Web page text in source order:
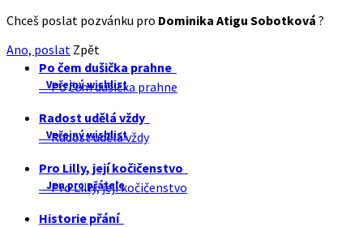
Chceš poslat pozvánku pro Dominika Atigu Sobotková ?
Ano, poslat Zpět
Po čem dušička prahne
Veřejný wishlist
Po čem dušička prahne
Radost udělá vždy
Veřejný wishlist
Radost udělá vždy
Pro Lilly, její kočičenstvo
Jen pro přátele
Pro Lilly, její kočičenstvo
Historie přání